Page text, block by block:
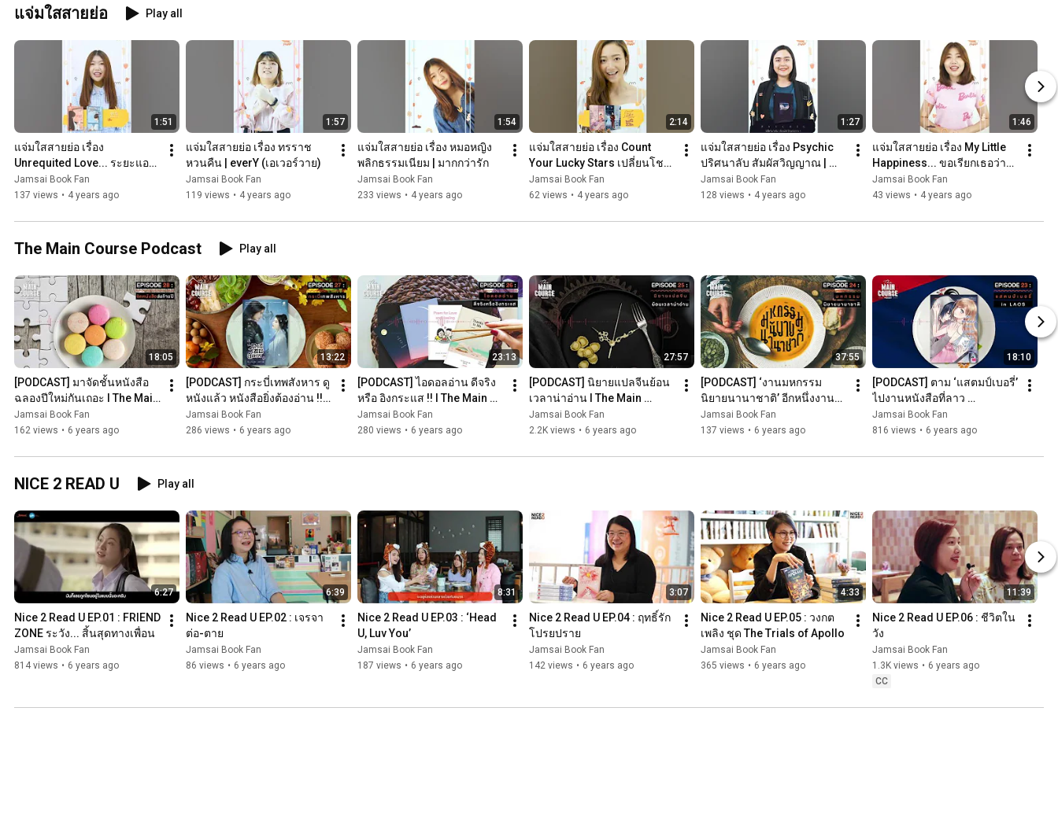
แจ่มใสสายย่อ Play all
1:51
แจ่มใสสายย่อ เรื่อง
Unrequited Love... ระยะแอบ
รัก  | With Love
Jamsai Book Fan
137 views • 4 years ago
1:57
แจ่มใสสายย่อ เรื่อง ทรราช
หวนคืน | everY (เอเวอร์วาย)
Jamsai Book Fan
119 views • 4 years ago
1:54
แจ่มใสสายย่อ เรื่อง หมอหญิง
พลิกธรรมเนียม | มากกว่ารัก
Jamsai Book Fan
233 views • 4 years ago
2:14
แจ่มใสสายย่อ เรื่อง Count
Your Lucky Stars เปลี่ยนโชต
ร้ายในกลายเป็นรัก | With Love
Jamsai Book Fan
62 views • 4 years ago
1:27
แจ่มใสสายย่อ เรื่อง Psychic
ปริศนาลับ สัมผัสวิญญาณ |
everY (เอเวอร์วาย)
Jamsai Book Fan
128 views • 4 years ago
1:46
แจ่มใสสายย่อ เรื่อง My Little
Happiness... ขอเรียกเธอว่า
ความสุข
Jamsai Book Fan
43 views • 4 years ago
The Main Course Podcast Play all
18:05
[PODCAST] มาจัดชั้นหนังสือ
ฉลองปีใหม่กันเถอะ l The Main
Course EP.28
Jamsai Book Fan
162 views • 6 years ago
13:22
[PODCAST] กระบี่เทพสังหาร ดู
หนังแล้ว หนังสือยิ่งต้องอ่าน !! l
The Main Course EP.27
Jamsai Book Fan
286 views • 6 years ago
23:13
[PODCAST] ไอดอลอ่าน ดีจริง
หรือ อิงกระแส !! l The Main
Course EP.26
Jamsai Book Fan
280 views • 6 years ago
27:57
[PODCAST] นิยายแปลจีนย้อน
เวลาน่าอ่าน l The Main
Course EP.25
Jamsai Book Fan
2.2K views • 6 years ago
37:55
[PODCAST] ‘งานมหกรรม
นิยายนานาชาติ’ อีกหนึ่งงานที่
นักอ่านต้องไป !! l The Main
Course EP.24
Jamsai Book Fan
137 views • 6 years ago
18:10
[PODCAST] ตาม ‘แสตมป์เบอรี่’
ไปงานหนังสือที่ลาว
#VientianeBookFair l The
Main Course EP.23
Jamsai Book Fan
816 views • 6 years ago
NICE 2 READ U Play all
6:27
Nice 2 Read U EP.01 : FRIEND
ZONE ระวัง... สิ้นสุดทางเพื่อน
Jamsai Book Fan
814 views • 6 years ago
6:39
Nice 2 Read U EP.02 : เจรจา
ต่อ-ตาย
Jamsai Book Fan
86 views • 6 years ago
8:31
Nice 2 Read U EP.03 : ‘Head
U, Luv You’
Jamsai Book Fan
187 views • 6 years ago
3:07
Nice 2 Read U EP.04 : ฤทธิ์รัก
โปรยปราย
Jamsai Book Fan
142 views • 6 years ago
4:33
Nice 2 Read U EP.05 : วงกต
เพลิง ชุด The Trials of Apollo
Jamsai Book Fan
365 views • 6 years ago
11:39
Nice 2 Read U EP.06 : ชีวิตใน
วัง
Jamsai Book Fan
1.3K views • 6 years ago
CC